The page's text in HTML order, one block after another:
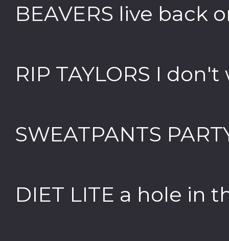
BEAVERS live back
RIP TAYLORS I
SWEATPANTS
DIET LITE a hole in